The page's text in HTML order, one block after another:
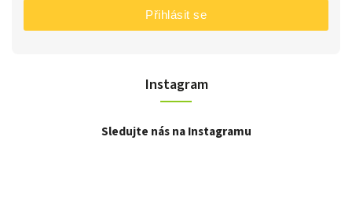
Instagram
Sledujte nás na Instagramu
Přihlásit se